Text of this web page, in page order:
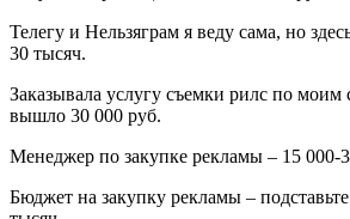
Телегу и Нельзяграм я веду сама, но
30 тысяч.
Заказывала услугу съемки рилс по моим
вышло 30 000 руб.
Менеджер по закупке рекламы – 15 000-
Бюджет на закупку рекламы –